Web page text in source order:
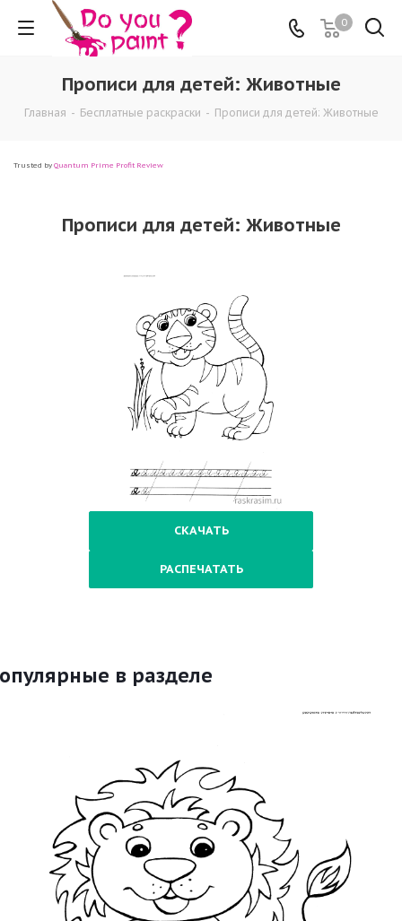
0
Прописи для детей: Животные
Главная - Бесплатные раскраски - Прописи для детей: Животные
Trusted by Quantum Prime Profit Review
Прописи для детей: Животные
СКАЧАТЬ
РАСПЕЧАТАТЬ
в разделе